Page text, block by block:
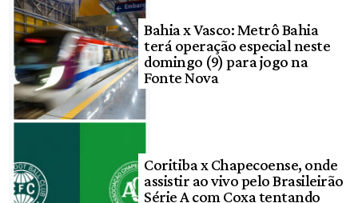
Bahia x Vasco: Metrô Bahia
terá operação especial neste
domingo (9) para jogo na
Fonte Nova
Coritiba x Chapecoense, onde
assistir ao vivo pelo Brasileirão
Série A com Coxa tentando